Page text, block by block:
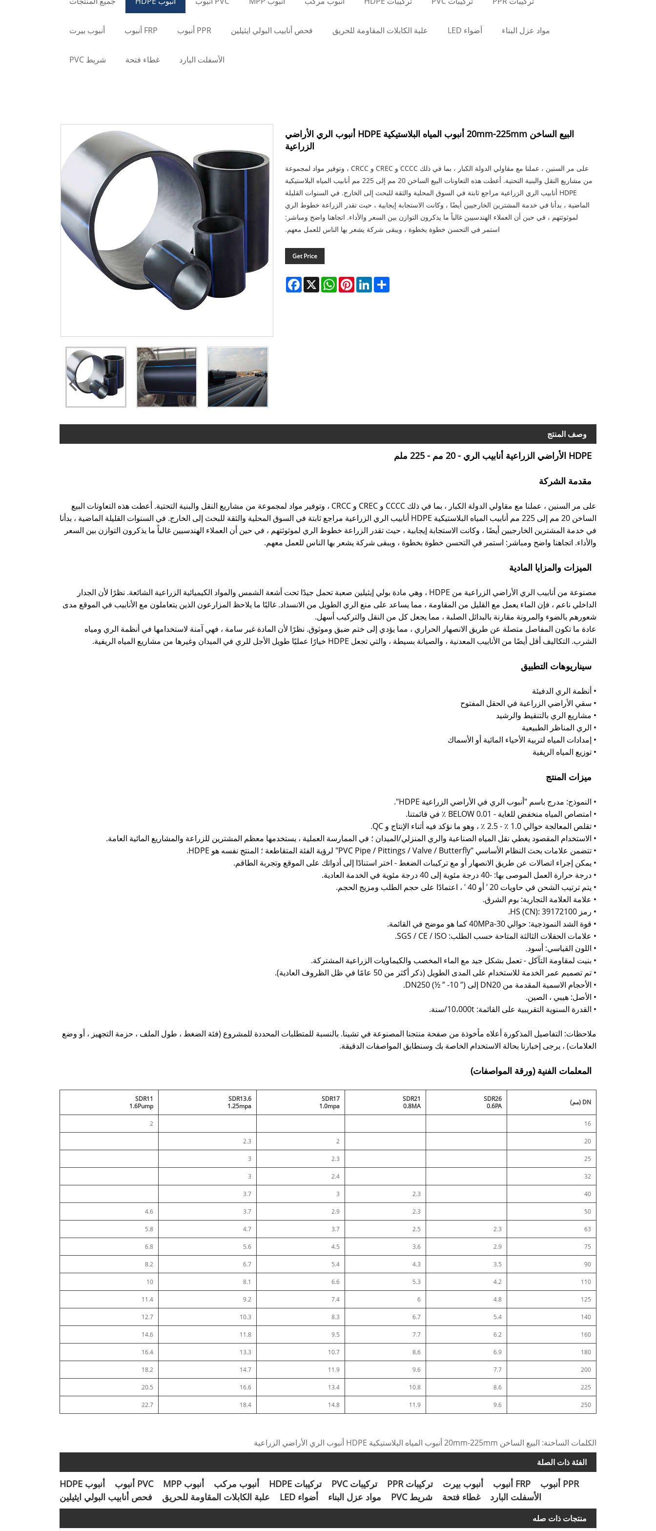
أنبوب بيرت FRP أنبوب PPR أنبوب فحص أنابيب البولي ايثيلين علبة الكابلات المقاومة للحريق أضواء LED مواد عزل البناء
شريط PVC غطاء فتحة الأسفلت البارد
البيع الساخن 20mm-225mm أنبوب المياه البلاستيكية HDPE أنبوب الري الأراضي
الزراعية
على مر السنين ، عملنا مع مقاولي الدولة الكبار ، بما في ذلك CCCC و CREC و CRCC ، وتوفير مواد لمجموعة
من مشاريع النقل والبنية التحتية. أعطت هذه التعاونات البيع الساخن 20 مم إلى 225 مم أنابيب المياه البلاستيكية
HDPE أنابيب الري الزراعية مراجع ثابتة في السوق المحلية والثقة للبحث إلى الخارج. في السنوات القليلة
الماضية ، بدأنا في خدمة المشترين الخارجيين أيضًا ، وكانت الاستجابة إيجابية ، حيث تقدر الزراعة خطوط الري
لموثوثتهم ، في حين أن العملاء الهندسيين غالباً ما يذكرون التوازن بين السعر والأداء. اتجاهنا واضح ومباشر:
استمر في التحسن خطوة بخطوة ، ويبقى شركة يشعر بها الناس للعمل معهم.
Get Price
Facebook X
WhatsAppPinterestLinkedInShare
وصف المنتج
HDPE الأراضي الزراعية أنابيب الري - 20 مم - 225 ملم
مقدمة الشركة
على مر السنين ، عملنا مع مقاولي الدولة الكبار ، بما في ذلك CCCC و CREC و CRCC ، وتوفير مواد لمجموعة من مشاريع النقل والبنية التحتية. أعطت هذه التعاونات البيع
الساخن 20 مم إلى 225 مم أنابيب المياه البلاستيكية HDPE أنابيب الري الزراعية مراجع ثابتة في السوق المحلية والثقة للبحث إلى الخارج. في السنوات القليلة الماضية ، بدأنا
في خدمة المشترين الخارجيين أيضًا ، وكانت الاستجابة إيجابية ، حيث تقدر الزراعة خطوط الري لموثوثتهم ، في حين أن العملاء الهندسيين غالباً ما يذكرون التوازن بين السعر
والأداء. اتجاهنا واضح ومباشر: استمر في التحسن خطوة بخطوة ، ويبقى شركة يشعر بها الناس للعمل معهم.
الميزات والمزايا المادية
مصنوعة من أنابيب الري الأراضي الزراعية من HDPE ، وهي مادة بولي إيثيلين صعبة تحمل جيدًا تحت أشعة الشمس والمواد الكيميائية الزراعية الشائعة. نظرًا لأن الجدار
الداخلي ناعم ، فإن الماء يعمل مع القليل من المقاومة ، مما يساعد على منع الري الطويل من الانسداد. غالبًا ما يلاحظ المزارعون الذين يتعاملون مع الأنابيب في الموقع مدى
شعورهم بالضوء والمرونة مقارنة بالبدائل الصلبة ، مما يجعل كل من النقل والتركيب أسهل.
عادة ما تكون المفاصل متصلة عن طريق الانصهار الحراري ، مما يؤدي إلى ختم ضيق وموثوق. نظرًا لأن المادة غير سامة ، فهي آمنة لاستخدامها في أنظمة الري ومياه
الشرب. التكاليف أقل أيضًا من الأنابيب المعدنية ، والصيانة بسيطة ، والتي تجعل HDPE خيارًا عمليًا طويل الأجل للري في الميدان وغيرها من مشاريع المياه الريفية.
سيناريوهات التطبيق
• أنظمة الري الدفيئة
• سقي الأراضي الزراعية في الحقل المفتوح
• مشاريع الري بالتنقيط والرشيد
• الري المناظر الطبيعية
• إمدادات المياه لتربية الأحياء المائية أو الأسماك
• توزيع المياه الريفية
ميزات المنتج
• النموذج: مدرج باسم "أنبوب الري في الأراضي الزراعية HDPE".
• امتصاص المياه منخفض للغاية - BELOW 0.01 ٪ في قائمتنا.
• تقلص المعالجة حوالي 1.0 ٪ - 2.5 ٪ ، وهو ما نؤكد فيه أثناء الإنتاج و QC.
• الاستخدام المقصود يغطي نقل المياه الصناعية والري المنزلي/الميدان ؛ في الممارسة العملية ، يستخدمها معظم المشترين للزراعة والمشاريع المائية العامة.
• تتضمن علامات بحث النظام الأساسي "PVC Pipe / Pittings / Valve / Butterfly" لرؤية الفئة المتقاطعة ؛ المنتج نفسه هو HDPE.
• يمكن إجراء اتصالات عن طريق الانصهار أو مع تركيبات الضغط - اختر استنادًا إلى أدواتك على الموقع وتجربة الطاقم.
• درجة حرارة العمل الموصى بها: -40 درجة مئوية إلى 40 درجة مئوية في الخدمة العادية.
• يتم ترتيب الشحن في حاويات 20 ′ أو 40 ′ ، اعتمادًا على حجم الطلب ومزيج الحجم.
• علامة العلامة التجارية: بوم الشرق.
• رمز HS (CN): 39172100.
• قوة الشد النموذجية: حوالي 30-40MPa كما هو موضح في القائمة.
• علامات الحفلات الثالثة المتاحة حسب الطلب: SGS / CE / ISO.
• اللون القياسي: أسود.
• بنيت لمقاومة التآكل - تعمل بشكل جيد مع الماء المخصب والكيماويات الزراعية المشتركة.
• تم تصميم عمر الخدمة للاستخدام على المدى الطويل (ذكر أكثر من 50 عامًا في ظل الظروف العادية).
• الأحجام الاسمية المقدمة من DN20 إلى DN250 (½ ″ -10 ″).
• الأصل: هيبي ، الصين.
• القدرة السنوية التقريبية على القائمة: 10،000t/سنة.
ملاحظات: التفاصيل المذكورة أعلاه مأخوذة من صفحة منتجنا المصنوعة في تشينا. بالنسبة للمتطلبات المحددة للمشروع (فئة الضغط ، طول الملف ، حزمة التجهيز ، أو وضع
العلامات) ، يرجى إخبارنا بحالة الاستخدام الخاصة بك وسنطابق المواصفات الدقيقة.
المعلمات الفنية (ورقة المواصفات)
DN (مم)
SDR26
0.6PA
SDR21
0.8MA
SDR17
1.0mpa
SDR13.6
1.25mpa
SDR11
1.6Pump
16
2
20
2
2.3
25
2.3
3
32
2.4
3
40
2.3
3
3.7
50
2.3
2.9
3.7
4.6
63
2.3
2.5
3.7
4.7
5.8
75
2.9
3.6
4.5
5.6
6.8
90
3.5
4.3
5.4
6.7
8.2
110
4.2
5.3
6.6
8.1
10
125
4.8
6
7.4
9.2
11.4
140
5.4
6.7
8.3
10.3
12.7
160
6.2
7.7
9.5
11.8
14.6
180
6.9
8.6
10.7
13.3
16.4
200
7.7
9.6
11.9
14.7
18.2
225
8.6
10.8
13.4
16.6
20.5
250
9.6
11.9
14.8
18.4
22.7
الكلمات الساخنة: البيع الساخن 20mm-225mm أنبوب المياه البلاستيكية HDPE أنبوب الري الأراضي الزراعية
الفئة ذات الصلة
أنبوب HDPE PVC أنبوب أنبوب MPP أنبوب مركب تركيبات HDPE تركيبات PVC تركيبات PPR أنبوب بيرت FRP أنبوب
PPR أنبوب
فحص أنابيب البولي ايثيلين
علبة الكابلات المقاومة للحريق أضواء LED مواد عزل البناء شريط PVC غطاء فتحة الأسفلت البارد
منتجات ذات صله